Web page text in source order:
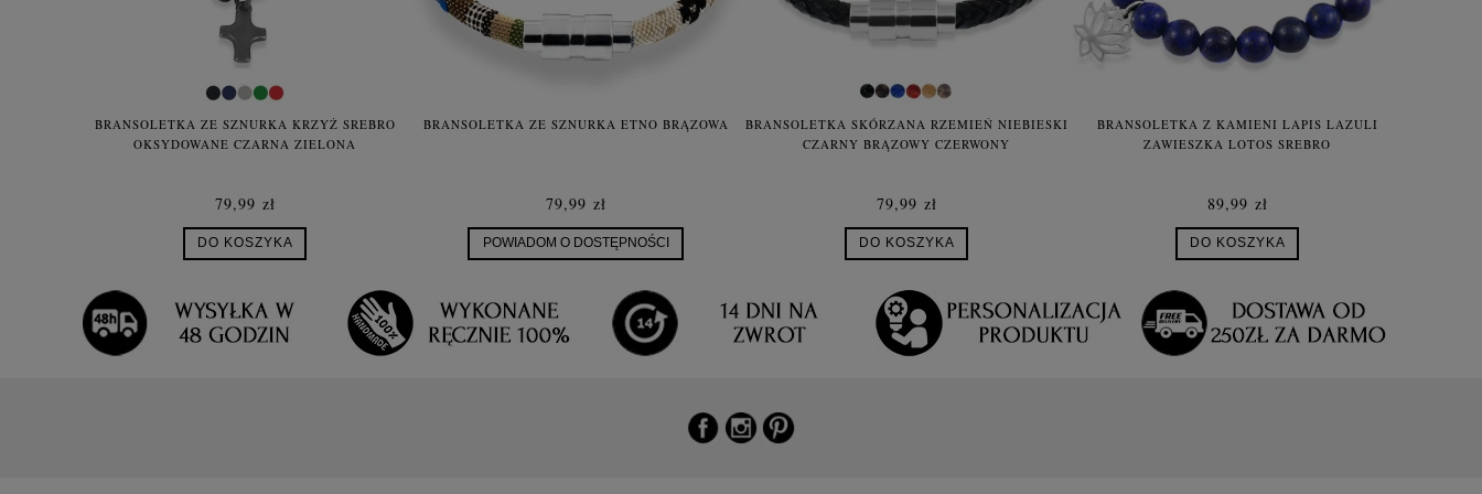
BRANSOLETKA ZE SZNURKA KRZYŻ SREBRO
OKSYDOWANE CZARNA ZIELONA
79,99 zł
DO KOSZYKA
BRANSOLETKA ZE SZNURKA ETNO BRĄZOWA
79,99 zł
POWIADOM O DOSTĘPNOŚCI
BRANSOLETKA SKÓRZANA RZEMIEŃ NIEBIESKI
CZARNY BRĄZOWY CZERWONY
79,99 zł
DO KOSZYKA
BRANSOLETKA Z KAMIENI LAPIS LAZULI
ZAWIESZKA LOTOS SREBRO
89,99 zł
DO KOSZYKA